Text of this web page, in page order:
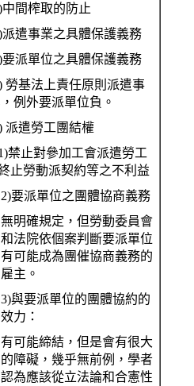
中間榨取的防止
派遣事業之具體保護義務
要派單位之具體保護義務
勞基法上責任原則派遣事
例外要派單位負。
派遣勞工團結權
禁止對參加工會派遣勞工
止勞動派契約等之不利益
2)要派單位之團體協商義務
無明確規定，但勞動委員會
和法院依個案判斷要派單位
有可能成為團催協商義務的
雇主。
3)與要派單位的團體協約的
效力：
有可能締結，但是會有很大
的障礙，幾乎無前例，學者
認為應該從立法論和合憲性